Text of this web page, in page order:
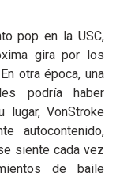
pop en la USC,
gira por los
otra época, una
podría haber
lugar, VonStroke
autocontenido,
siente cada vez
de baile